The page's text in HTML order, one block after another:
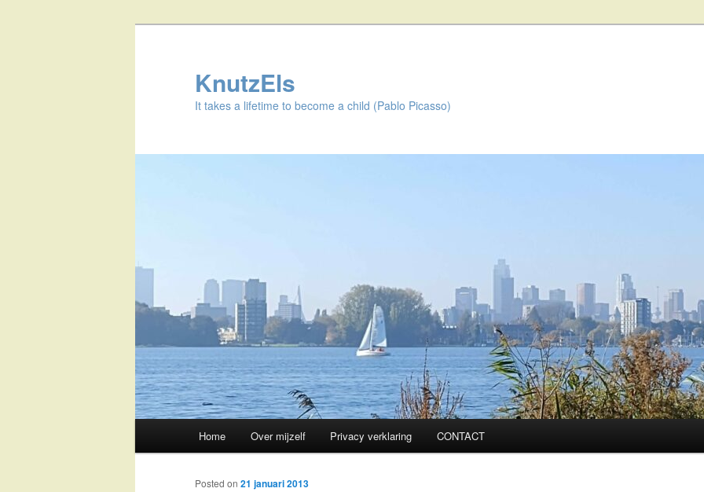
KnutzEls
It takes a lifetime to become a child (Pablo Picasso)
Skip
to
Home Over mijzelf Privacy verklaring CONTACT
Posted on 21 januari 2013